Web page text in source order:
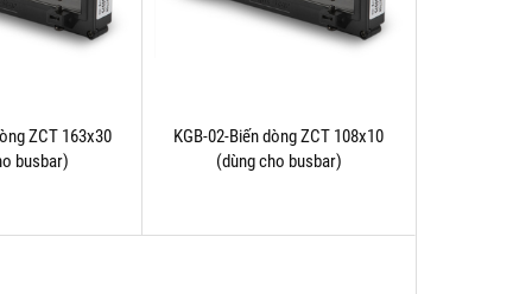
ZCT 163x30
busbar)
KGB-02-Biến dòng ZCT 108x10
(dùng cho busbar)